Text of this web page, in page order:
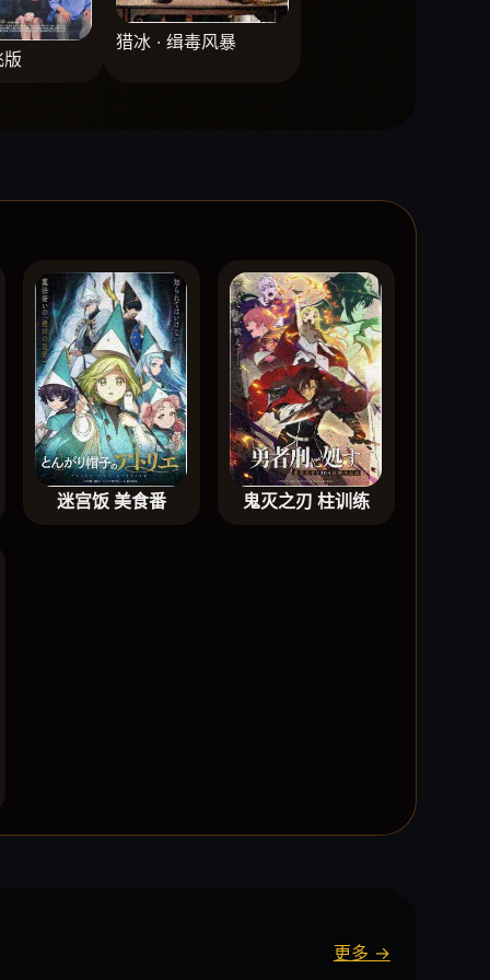
版
猎冰 · 缉毒风暴
迷宫饭 美食番 鬼灭之刃 柱训练
更多 →